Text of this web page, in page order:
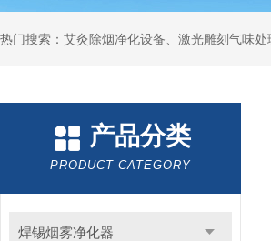
产品分类
PRODUCT CATEGORY
焊锡烟雾净化器